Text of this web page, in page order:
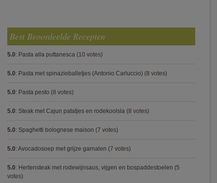
Best Beoordeelde Recepten
5.0: Pasta alla puttanesca (10 votes)
5.0: Pasta met spinazieballetjes (Antonio Carluccio) (8 votes)
5.0: Pasta pesto (8 votes)
5.0: Steak met Cajun patatjes en rodekoolsla (8 votes)
5.0: Spaghetti bolognese maison (7 votes)
5.0: Avocadosoep met grijze garnalen (7 votes)
5.0: Hertensteak met rodewijnsaus, vijgen en bospaddestoelen (5
votes)